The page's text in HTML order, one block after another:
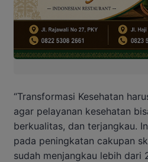
“Transformasi Kesehatan
agar pelayanan kesehatan
berkualitas, dan terjangkau.
pada peningkatan cakupan
sudah menjangkau lebih dari